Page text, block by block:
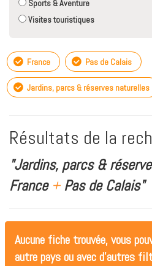
Sports & Aventure
Visites touristiques
France Pas de Calais
Jardins, parcs & réserves naturelles
Résultats de la
"Jardins, parcs &
France +Pas de Calais"
Aucune fiche trouvée, vous
autre pays ou avec d'autres